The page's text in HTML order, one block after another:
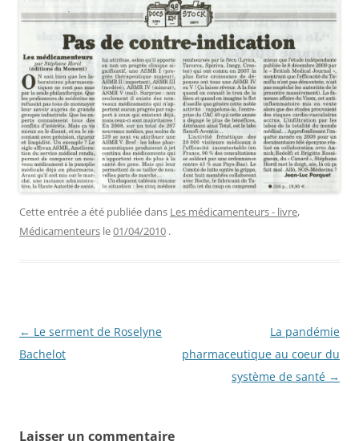
Cette entrée a été publiée dans Les médicamenteurs - livre,
Médicamenteurs le01/04/2010 .
Navigation
des
← Le serment de Roselyne
Bachelot
La pandémie
pharmaceutique au coeur du
système de santé →
Laisser un commentaire